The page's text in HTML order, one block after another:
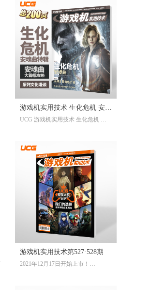
前一亮的独立游戏、令人印象深刻
的游戏大事？不记得也不要紧，
《游戏机实用技术 2025年度盘点》
已经帮你全部整合完毕。2025年度
的游戏资讯，看这一本就足够。
继承自UCG每年的年度特辑及合
刊，我们最经典的游戏大年鉴、游
戏大盘点栏目依然在线；年年有今
日岁岁有今朝，UCG小编们心目中
以聚众锐评环节，想要来围观吐槽
的朋友们也请绝对不要放过。此
多打赢复活赛的攻略栏目“实用至上
主义”——最全面的游戏盘点，最详
尽的年鉴资料，更有小而美周边随
限定版档位一起赠送，收藏价值妥
游戏机实用技术 生化危机 安魂
曲特辑
UCG 游戏机实用技术 生化危机 安
游戏机实用技术第527·528期
2021年12月17日开始上市！